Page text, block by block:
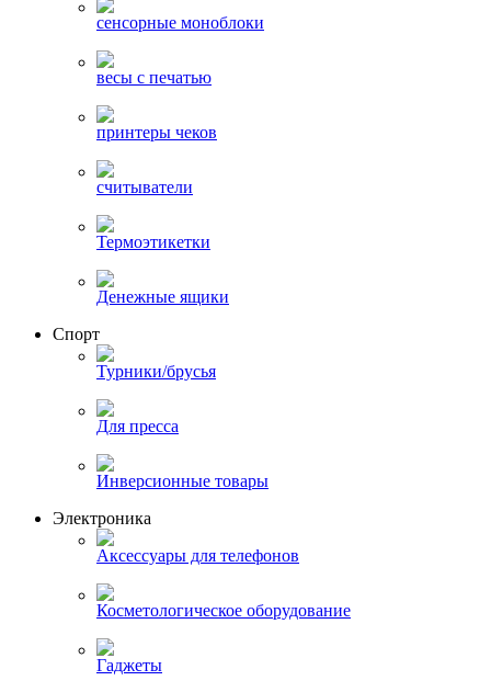
сенсорные моноблоки
весы с печатью
принтеры чеков
считыватели
Термоэтикетки
Денежные ящики
Спорт
Турники/брусья
Для пресса
Инверсионные товары
Электроника
Аксессуары для телефонов
Косметологическое оборудование
Гаджеты